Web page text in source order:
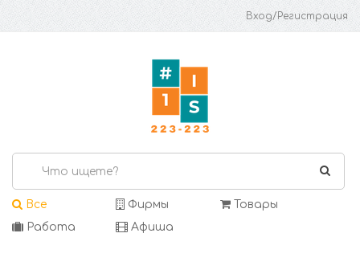
Вход/Регистрация
Все Фирмы
Товары
Работа
Афиша